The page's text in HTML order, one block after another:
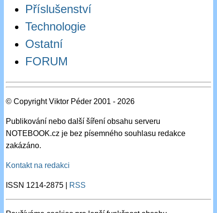
Příslušenství
Technologie
Ostatní
FORUM
© Copyright Viktor Péder 2001 - 2026
Publikování nebo další šíření obsahu serveru
NOTEBOOK.cz je bez písemného souhlasu redakce
zakázáno.
Kontakt na redakci
ISSN 1214-2875 | RSS